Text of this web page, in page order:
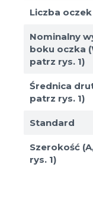
Liczba
Nominalny
boku oczka
patrz rys. 1)
Średnica
patrz rys. 1)
Standard
Szerokość
rys. 1)